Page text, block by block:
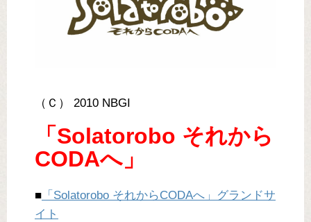
（Ｃ） 2010 NBGI
「Solatorobo それから
CODAへ」
■ 「Solatorobo それからCODAへ」グランドサ
イト